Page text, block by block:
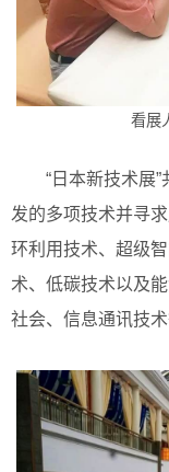
看展
“日本新技术展
发的多项技术并寻
环利用技术、超级
术、低碳技术以及
社会、信息通讯技术